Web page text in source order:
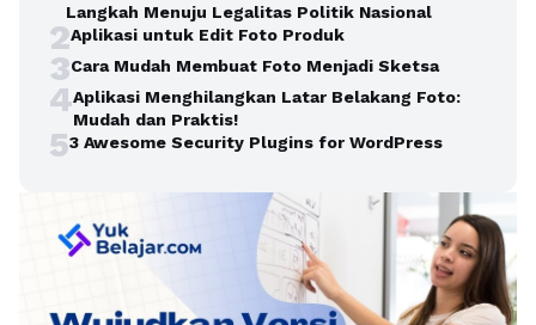
Langkah Menuju Legalitas Politik Nasional
2Aplikasi untuk Edit Foto Produk
3Cara Mudah Membuat Foto Menjadi Sketsa
4Aplikasi Menghilangkan Latar Belakang Foto:
Mudah dan Praktis!
53 Awesome Security Plugins for WordPress